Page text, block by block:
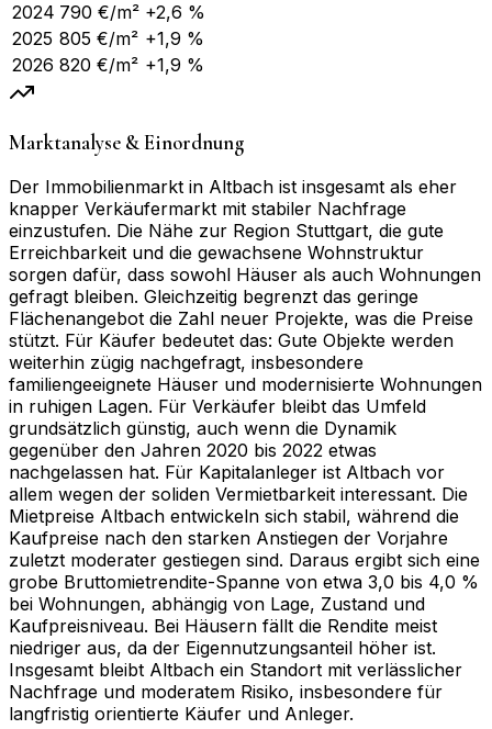
2024 790 €/m² +2,6 %
2025 805 €/m² +1,9 %
2026 820 €/m² +1,9 %
Marktanalyse & Einordnung
Der Immobilienmarkt in Altbach ist insgesamt als eher
knapper Verkäufermarkt mit stabiler Nachfrage
einzustufen. Die Nähe zur Region Stuttgart, die gute
Erreichbarkeit und die gewachsene Wohnstruktur
sorgen dafür, dass sowohl Häuser als auch Wohnungen
gefragt bleiben. Gleichzeitig begrenzt das geringe
Flächenangebot die Zahl neuer Projekte, was die Preise
stützt. Für Käufer bedeutet das: Gute Objekte werden
weiterhin zügig nachgefragt, insbesondere
familiengeeignete Häuser und modernisierte Wohnungen
in ruhigen Lagen. Für Verkäufer bleibt das Umfeld
grundsätzlich günstig, auch wenn die Dynamik
gegenüber den Jahren 2020 bis 2022 etwas
nachgelassen hat. Für Kapitalanleger ist Altbach vor
allem wegen der soliden Vermietbarkeit interessant. Die
Mietpreise Altbach entwickeln sich stabil, während die
Kaufpreise nach den starken Anstiegen der Vorjahre
zuletzt moderater gestiegen sind. Daraus ergibt sich eine
grobe Bruttomietrendite-Spanne von etwa 3,0 bis 4,0 %
bei Wohnungen, abhängig von Lage, Zustand und
Kaufpreisniveau. Bei Häusern fällt die Rendite meist
niedriger aus, da der Eigennutzungsanteil höher ist.
Insgesamt bleibt Altbach ein Standort mit verlässlicher
Nachfrage und moderatem Risiko, insbesondere für
langfristig orientierte Käufer und Anleger.